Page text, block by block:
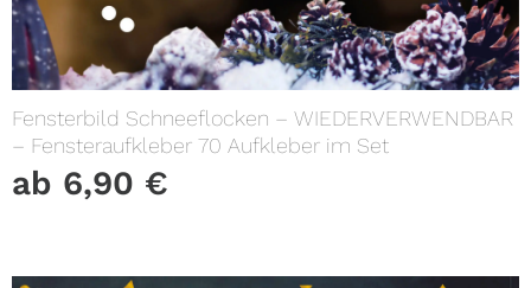
Fensterbild Schneeflocken – WIEDERVERWENDBAR
– Fensteraufkleber 70 Aufkleber im Set
ab 6,90 €